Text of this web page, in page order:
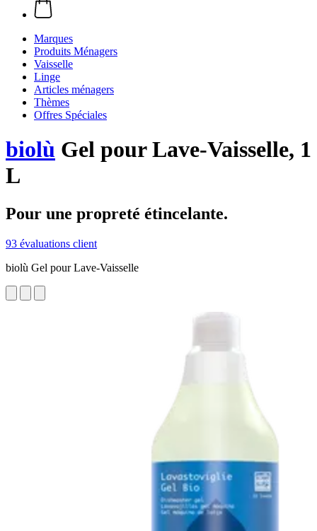
Marques
Produits Ménagers
Vaisselle
Linge
Articles ménagers
Thèmes
Offres Spéciales
biolù Gel pour Lave-Vaisselle, 1
L
Pour une propreté étincelante.
93 évaluations client
biolù Gel pour Lave-Vaisselle